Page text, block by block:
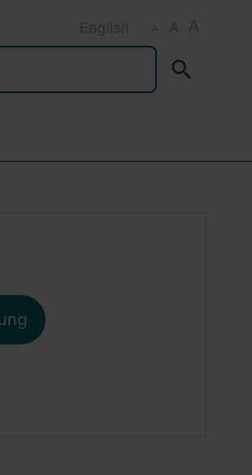
A A A
English
Suchen